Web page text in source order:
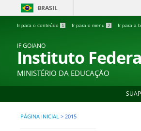
BRASIL
Ir para o conteúdo 1 Ir para o menu 2 Ir para a
IF GOIANO
Instituto
MINISTÉRIO DA EDUCAÇÃO
SUAP
PÁGINA INICIAL > 2015